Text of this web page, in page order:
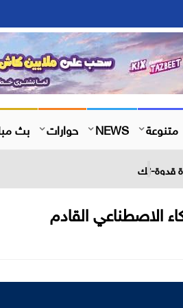
متنوعة NEWS حوارات بث
قدوة-تك
الاصطناعي القادم